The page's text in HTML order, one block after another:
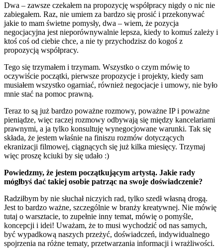
Dwa – zawsze czekałem na propozycję współpracy nigdy o nic nie
zabiegałem. Raz, nie umiem za bardzo się prosić i przekonywać
jakie to mam świetne pomysły, dwa – wiem, że pozycja
negocjacyjna jest nieporównywalnie lepsza, kiedy to komuś zależy i
ktoś coś od ciebie chce, a nie ty przychodzisz do kogoś z
propozycją współpracy.
Tego się trzymałem i trzymam. Wszystko o czym mówię to
oczywiście początki, pierwsze propozycje i projekty, kiedy sam
musiałem wszystko ogarniać, również negocjacje i umowy, nie było
mnie stać na pomoc prawną.
Teraz to są już bardzo poważne rozmowy, poważne IP i poważne
pieniądze, więc raczej rozmowy odbywają się między kancelariami
prawnymi, a ja tylko konsultuję wynegocjowane warunki. Tak się
składa, że jestem właśnie na finiszu rozmów dotyczących
ekranizacji filmowej, ciągnących się już kilka miesięcy. Trzymaj
więc proszę kciuki by się udało :)
Powiedzmy, że jestem początkującym artystą. Jakie rady
mógłbyś dać takiej osobie patrząc na swoje doświadczenie?
Radziłbym by nie słuchał niczyich rad, tylko szedł własną drogą.
Jest to bardzo ważne, szczególnie w branży kreatywnej. Nie mówię
tutaj o warsztacie, to zupełnie inny temat, mówię o pomyśle,
koncepcji i idei! Uważam, że to musi wychodzić od nas samych,
być wypadkową naszych przeżyć, doświadczeń, indywidualnego
spojrzenia na różne tematy, przetwarzania informacji i wrażliwości.